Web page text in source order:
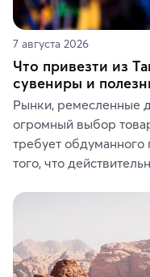
7 августа 2026
Что привезти из
сувениры и
Рынки, ремесленные
огромный выбор
требует
того, что
средства, одежду,
где их купить.